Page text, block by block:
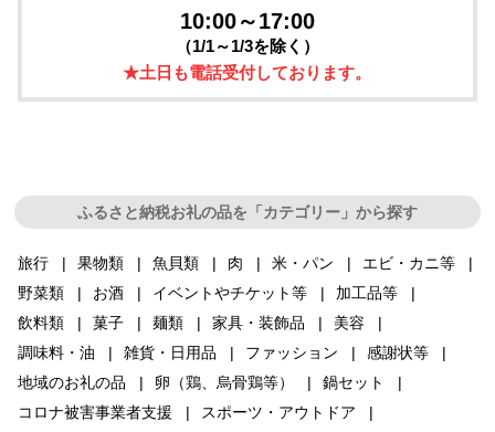
10:00～17:00
（1/1～1/3を除く）
★土日も電話受付しております。
ふるさと納税お礼の品を「カテゴリー」から探す
旅行 果物類 魚貝類 肉 米・パン
エビ・カニ等
野菜類
お酒 イベントやチケット等
加工品等
飲料類
菓子 麺類 家具・装飾品
美容
調味料・油
雑貨・日用品 ファッション
感謝状等
地域のお礼の品
卵（鶏、烏骨鶏等）
鍋セット
コロナ被害事業者支援
スポーツ・アウトドア